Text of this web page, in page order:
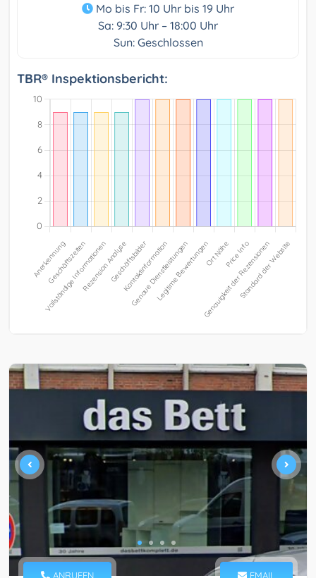
Mo bis Fr: 10 Uhr bis 19 Uhr
Sa: 9:30 Uhr – 18:00 Uhr
Sun: Geschlossen
TBR® Inspektionsbericht:
ANRUFEN EMAIL